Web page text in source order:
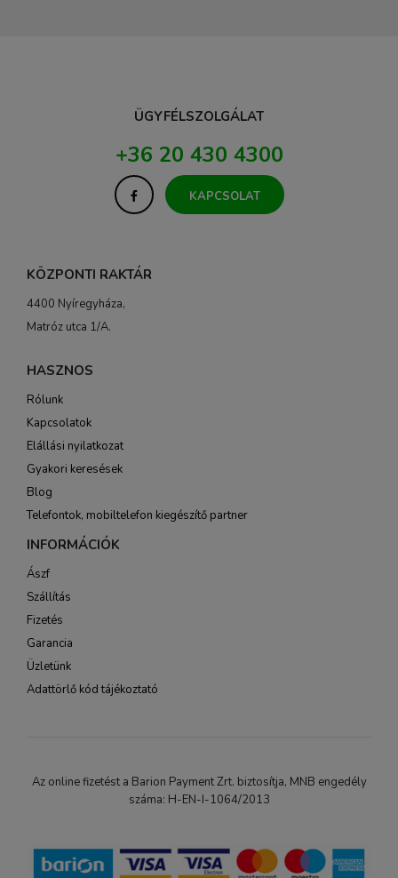
ÜGYFÉLSZOLGÁLAT
+36 20 430 4300
KAPCSOLAT
KÖZPONTI RAKTÁR
4400 Nyíregyháza,
Matróz utca 1/A.
HASZNOS
Rólunk
Kapcsolatok
Elállási nyilatkozat
Gyakori keresések
Blog
Telefontok, mobiltelefon kiegészítő partner
INFORMÁCIÓK
Ászf
Szállítás
Fizetés
Garancia
Üzletünk
Adattörlő kód tájékoztató
Az online fizetést a Barion Payment Zrt. biztosítja, MNB engedély
száma: H-EN-I-1064/2013